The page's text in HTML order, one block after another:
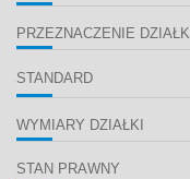
PRZEZNACZENIE DZIAŁKI
STANDARD
WYMIARY DZIAŁKI
STAN PRAWNY